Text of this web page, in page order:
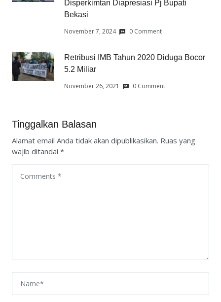
Disperkimtan Diapresiasi Pj Bupati
Bekasi
November 7, 2024 0 Comment
Retribusi IMB Tahun 2020 Diduga Bocor
5.2 Miliar
November 26, 2021 0 Comment
Tinggalkan Balasan
Alamat email Anda tidak akan dipublikasikan. Ruas yang
wajib ditandai *